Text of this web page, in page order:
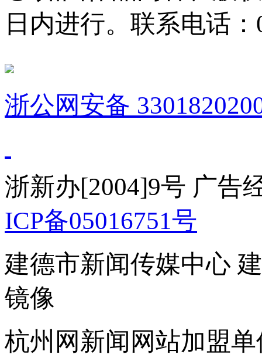
日内进行。联系电话：
浙公网安备
浙新办[2004]9号 广告
ICP备05016751号
建德市新闻传媒中心
镜像
杭州网新闻网站加盟